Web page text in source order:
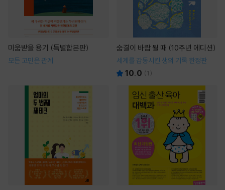
미움받을 용기 (특별합본판)
모든 고민은 관계
숨결이 바람 될 때 (10주년 에디션)
세계를 감동시킨 생의 기록 한정판
10.0 (1 )